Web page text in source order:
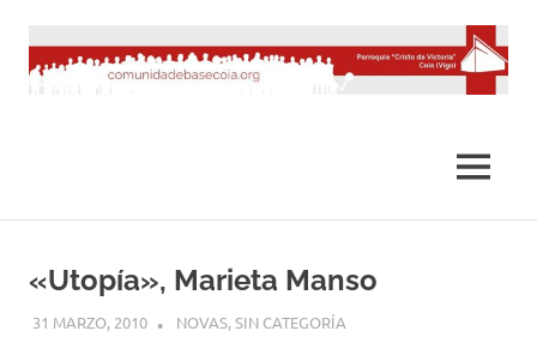
contenido
MENÚ
«Utopía», Marieta Manso
31 MARZO, 2010 DESARROLLO
NOVAS,SIN CATEGORÍA